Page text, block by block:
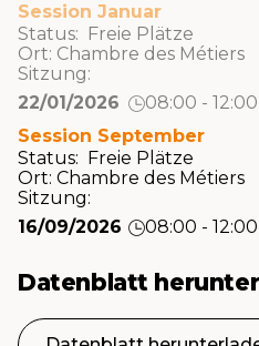
Session Januar
Status: Freie Plätze
Ort: Chambre des Métiers
Sitzung:
22/01/2026
08:00 - 12:00
Session September
Status: Freie Plätze
Ort: Chambre des Métiers
Sitzung:
16/09/2026
08:00 - 12:00
Datenblatt